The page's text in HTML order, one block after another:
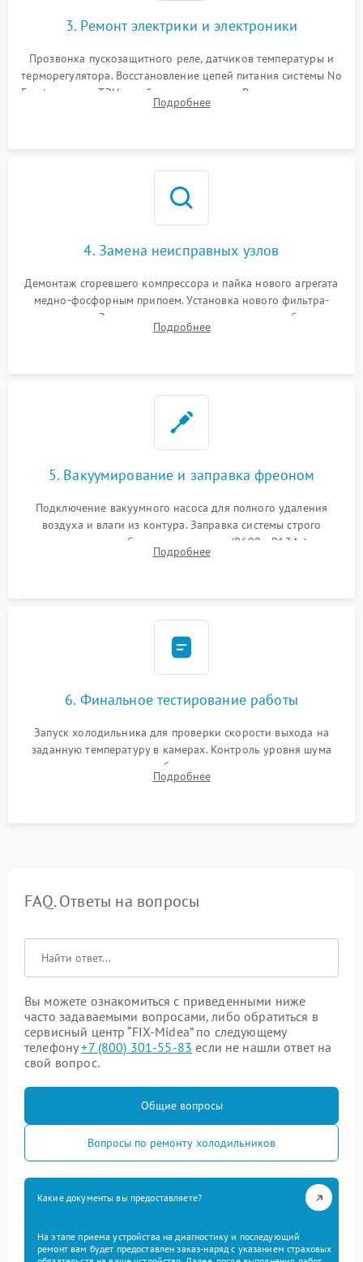
3. Ремонт электрики и электроники
Прозвонка пускозащитного реле, датчиков температуры и
терморегулятора. Восстановление цепей питания системы No
Frost, включая ТЭН оттайки и вентилятор. Ремонт или замена
платы управления при сбоях алгоритмов.
Подробнее
4. Замена неисправных узлов
Демонтаж сгоревшего компрессора и пайка нового агрегата
медно-фосфорным припоем. Установка нового фильтра-
осушителя. Замена изношенных вентиляторов обдува,
сломанных заслонок или поврежденных дверных петель.
Подробнее
5. Вакуумирование и заправка фреоном
Подключение вакуумного насоса для полного удаления
воздуха и влаги из контура. Заправка системы строго
дозированным объемом хладагента (R600a, R134a) по
электронным весам. Контроль рабочего давления в системе.
Подробнее
6. Финальное тестирование работы
Запуск холодильника для проверки скорости выхода на
заданную температуру в камерах. Контроль уровня шума
компрессора, отсутствия обмерзания стенок и корректного
срабатывания системы автоматической оттайки.
Подробнее
FAQ. Ответы на вопросы
Вы можете ознакомиться с приведенными ниже
часто задаваемыми вопросами, либо обратиться в
сервисный центр “FIX-Midea” по следующему
телефону+7 (800) 301-55-83 если не нашли ответ на
свой вопрос.
Общие вопросы
Вопросы по ремонту холодильников
Какие документы вы предоставляете?
На этапе приема устройства на диагностику и последующий
ремонт вам будет предоставлен заказ-наряд с указанием страховых